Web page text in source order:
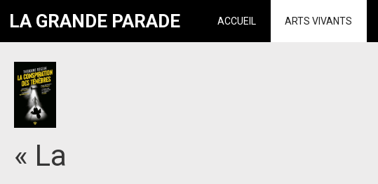
LA GRANDE PARADE ACCUEIL ARTS VIVANTS
« La